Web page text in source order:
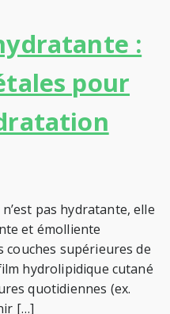
:
pour
pas hydratante, elle
et émolliente
couches supérieures de
hydrolipidique cutané
quotidiennes (ex.
[…]